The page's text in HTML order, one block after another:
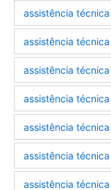
assistência
assistência
assistência
assistência
assistência
assistência
assistência